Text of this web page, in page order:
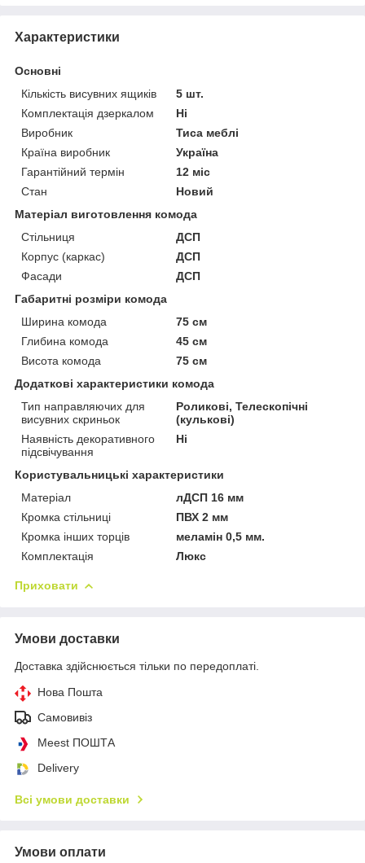
Характеристики
Основні
Кількість висувних ящиків
5 шт.
Комплектація дзеркалом
Ні
Виробник
Тиса меблі
Країна виробник
Україна
Гарантійний термін
12 міс
Стан
Новий
Матеріал виготовлення комода
Стільниця
ДСП
Корпус (каркас)
ДСП
Фасади
ДСП
Габаритні розміри комода
Ширина комода
75 см
Глибина комода
45 см
Висота комода
75 см
Додаткові характеристики комода
Тип направляючих для
висувних скриньок
Роликові, Телескопічні
(кулькові)
Наявність декоративного
підсвічування
Ні
Користувальницькі характеристики
Матеріал
лДСП 16 мм
Кромка стільниці
ПВХ 2 мм
Кромка інших торців
меламін 0,5 мм.
Комплектація
Люкс
Приховати
Умови доставки
Доставка здійснюється тільки по передоплаті.
Нова Пошта
Самовивіз
Meest ПОШТА
Delivery
Всі умови доставки
Умови оплати